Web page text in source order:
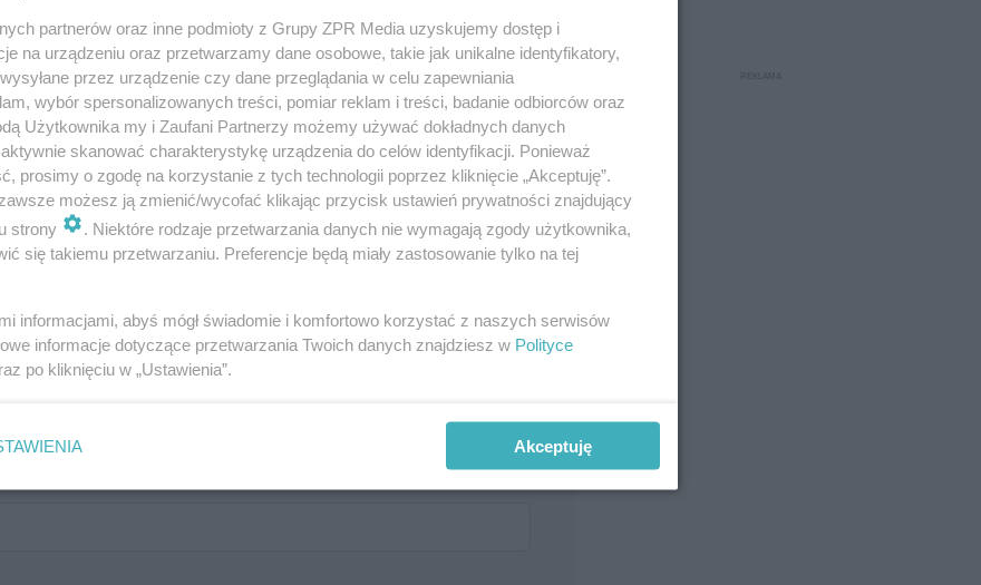
Myślisz, że zdasz?
2020 roku?
partnerów oraz inne podmioty z Grupy ZPR Media uzyskujemy dostęp i
na urządzeniu oraz przetwarzamy dane osobowe, takie jak unikalne identyfikatory,
przez urządzenie czy dane przeglądania w celu zapewniania
wybór spersonalizowanych treści, pomiar reklam i treści, badanie odbiorców oraz
Użytkownika my i Zaufani Partnerzy możemy używać dokładnych danych
skanować charakterystykę urządzenia do celów identyfikacji. Ponieważ
prosimy o zgodę na korzystanie z tych technologii poprzez kliknięcie „Akceptuję”.
możesz ją zmienić/wycofać klikając przycisk ustawień prywatności znajdujący
strony
. Niektóre rodzaje przetwarzania danych nie wymagają zgody użytkownika,
się takiemu przetwarzaniu. Preferencje będą miały zastosowanie tylko na tej
informacjami, abyś mógł świadomie i komfortowo korzystać z naszych serwisów
informacje dotyczące przetwarzania Twoich danych znajdziesz w Polityce
po kliknięciu w „Ustawienia”.
Akceptuję